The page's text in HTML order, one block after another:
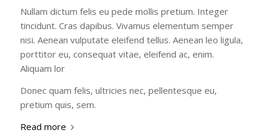
Nullam dictum felis eu pede mollis pretium. Integer
tincidunt. Cras dapibus. Vivamus elementum semper
nisi. Aenean vulputate eleifend tellus. Aenean leo ligula,
porttitor eu, consequat vitae, eleifend ac, enim.
Aliquam lor
Donec quam felis, ultricies nec, pellentesque eu,
pretium quis, sem.
Read more